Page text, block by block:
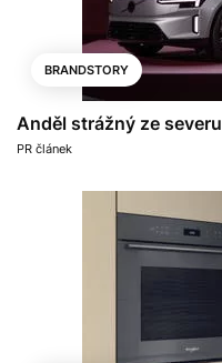
BRANDSTORY
Anděl strážný ze severu
PR článek